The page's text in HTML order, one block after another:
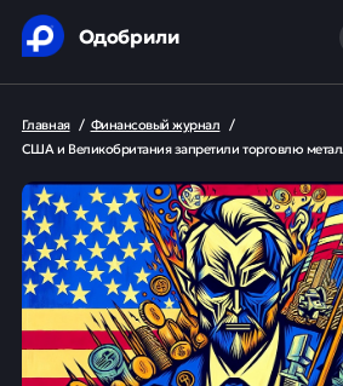
Одобрили
Главная / Финансовый журнал /
США и Великобритания запретили торговлю